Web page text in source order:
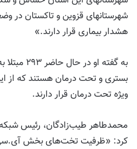
شهرستانهای قزوین و تاکستان در
هشدار بیماری قرار دارند.»
به گفته
ویژه تحت درمان قرار دارند.
محمدطاهر طیب‌زادگان، رئیس شبکه
کرد: «ظرفیت تخت‌های بخش